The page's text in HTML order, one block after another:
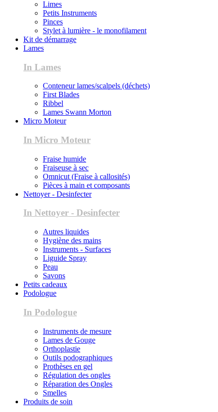
Limes
Petits Instruments
Pinces
Stylet à lumière - le monofilament
Kit de démarrage
Lames
In Lames
Conteneur lames/scalpels (déchets)
First Blades
Ribbel
Lames Swann Morton
Micro Moteur
In Micro Moteur
Fraise humide
Fraiseuse à sec
Omnicut (Fraise à callosités)
Pièces à main et composants
Nettoyer - Desinfecter
In Nettoyer - Desinfecter
Autres liquides
Hygiène des mains
Instruments - Surfaces
Liguide Spray
Peau
Savons
Petits cadeaux
Podologue
In Podologue
Instruments de mesure
Lames de Gouge
Orthoplastie
Outils podographiques
Prothèses en gel
Régulation des ongles
Réparation des Ongles
Smelles
Produits de soin